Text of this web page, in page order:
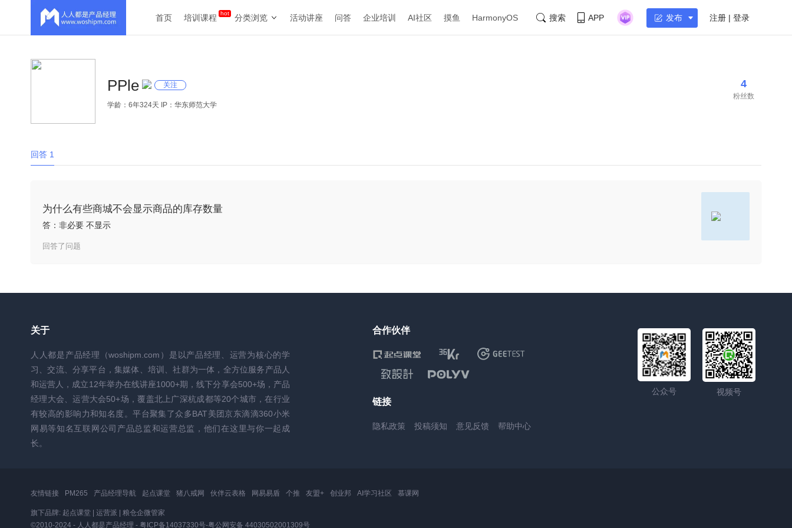
首页 培训课程 分类浏览 活动讲座 问答 企业培训 AI社区 摸鱼 HarmonyOS 搜索 APP 发布 注册 | 登录
PPle 关注
学龄：6年324天 IP：华东师范大学
4
粉丝数
回答 1
为什么有些商城不会显示商品的库存数量
答：非必要 不显示
回答了问题
关于
人人都是产品经理（woshipm.com）是以产品经理、运营为核心的学
习、交流、分享平台，集媒体、培训、社群为一体，全方位服务产品人
和运营人，成立12年举办在线讲座1000+期，线下分享会500+场，产品
经理大会、运营大会50+场，覆盖北上广深杭成都等20个城市，在行业
有较高的影响力和知名度。平台聚集了众多BAT美团京东滴滴360小米
网易等知名互联网公司产品总监和运营总监，他们在这里与你一起成
长。
合作伙伴
链接
隐私政策 投稿须知 意见反馈 帮助中心
公众号 视频号
友情链接 PM265 产品经理导航 起点课堂 猪八戒网 伙伴云表格 网易易盾 个推 友盟+ 创业邦 AI学习社区 慕课网
旗下品牌: 起点课堂 运营派
粮仓企微管家
©2010-2024 - 人人都是产品经理 - 粤ICP备14037330号-粤公网安备 44030502001309号